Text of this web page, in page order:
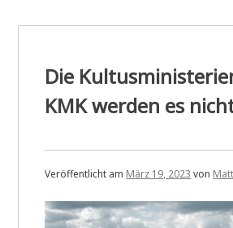
Die
KMK werden es
Veröffentlicht am März 19, 2023 von